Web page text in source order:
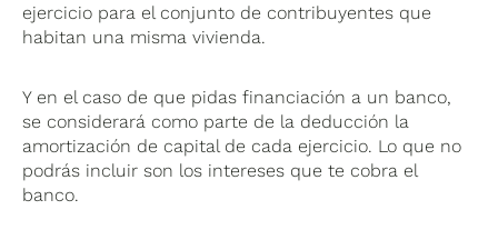
ejercicio para el conjunto de contribuyentes que
habitan una misma vivienda.
Y en el caso de que pidas financiación a un banco,
se considerará como parte de la deducción la
amortización de capital de cada ejercicio. Lo que no
podrás incluir son los intereses que te cobra el
banco.